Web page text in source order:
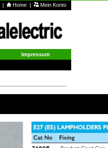
| Home | Mein Konto
Impressum